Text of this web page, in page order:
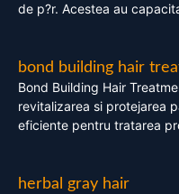
de p?r. Acestea au
bond building hair
Bond Building Hair
revitalizarea si protejarea
eficiente pentru tratarea
herbal gray hair